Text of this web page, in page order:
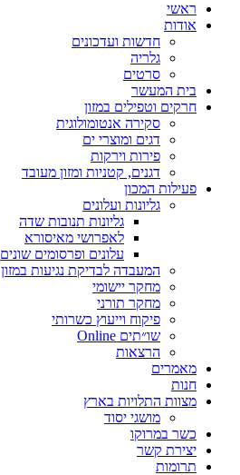
ראשי
אודות
חדשות ועדכונים
גלריה
סרטים
בית המעשר
חרקים וטפילים במזון
סקירה אנטומולוגית
דגים ומוצרי ים
פירות וירקות
דגנים, קטניות ומזון מעובד
פעילות המכון
גליונות ועלונים
גליונות תנובות שדה
לאפרושי מאיסורא
עלונים ופרסומים שונים
המעבדה לבדיקת נגיעות במזון
מחקר יישומי
מחקר תורני
פיקוח וייעוץ כשרותי
שו״תים Online
הרצאות
מאמרים
חנות
מצוות התלויות בארץ
מושגי יסוד
כשר במרוקו
יצירת קשר
תרומות